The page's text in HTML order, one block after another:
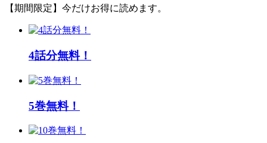
【期間限定】今だけお得に読めます。
4話分無料！
5巻無料！